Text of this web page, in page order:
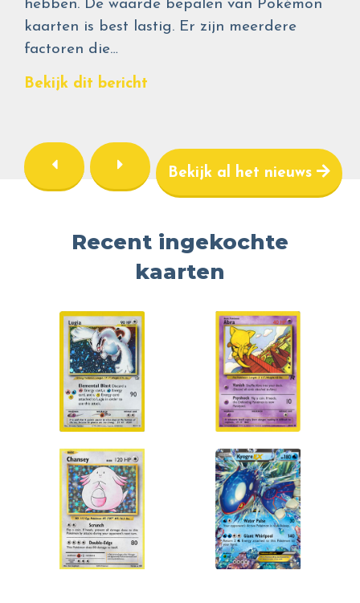
hebben. De waarde bepalen van Pokémon
kaarten is best lastig. Er zijn meerdere
factoren die…
Bekijk dit bericht
Bekijk al het nieuws
Recent ingekochte
kaarten